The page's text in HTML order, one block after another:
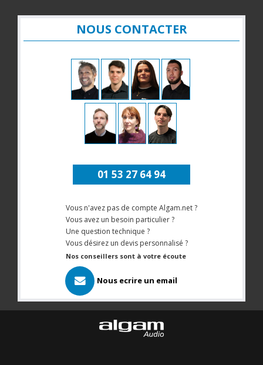
NOUS CONTACTER
01 53 27 64 94
Vous n'avez pas de compte Algam.net ?
Vous avez un besoin particulier ?
Une question technique ?
Vous désirez un devis personnalisé ?
Nos conseillers sont à votre écoute
Nous ecrire un email